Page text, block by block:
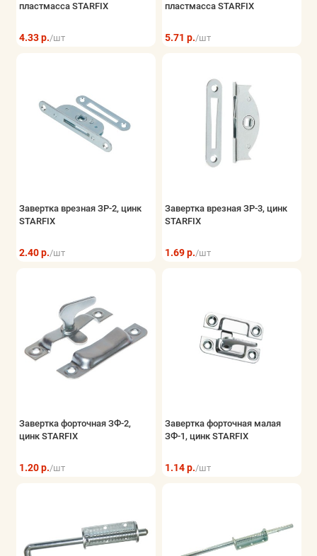
пластмасса STARFIX
4.33 р./шт
пластмасса STARFIX
5.71 р./шт
Завертка врезная ЗР-2, цинк
STARFIX
2.40 р./шт
Завертка врезная ЗР-3, цинк
STARFIX
1.69 р./шт
Завертка форточная ЗФ-2,
цинк STARFIX
1.20 р./шт
Завертка форточная малая
ЗФ-1, цинк STARFIX
1.14 р./шт